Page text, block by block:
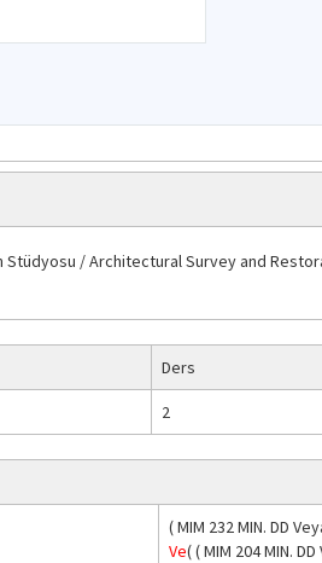
Stüdyosu / Architectural Survey and
Ders
2
(MIM 232MIN. DD
Ve((MIM 204MIN. DD